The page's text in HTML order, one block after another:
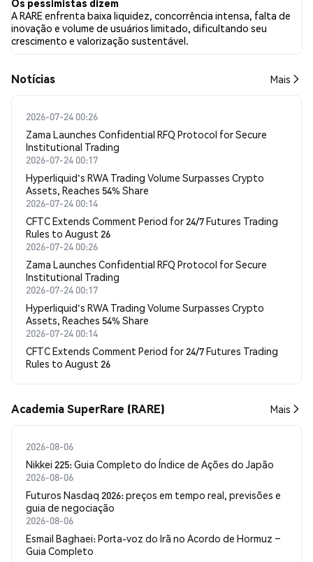
Os pessimistas dizem
A RARE enfrenta baixa liquidez, concorrência intensa, falta de
inovação e volume de usuários limitado, dificultando seu
crescimento e valorização sustentável.
​​Notícias​​ Mais
2026-07-24 00:26
Zama Launches Confidential RFQ Protocol for Secure
Institutional Trading
2026-07-24 00:17
Hyperliquid's RWA Trading Volume Surpasses Crypto
Assets, Reaches 54% Share
2026-07-24 00:14
CFTC Extends Comment Period for 24/7 Futures Trading
Rules to August 26
2026-07-24 00:26
Zama Launches Confidential RFQ Protocol for Secure
Institutional Trading
2026-07-24 00:17
Hyperliquid's RWA Trading Volume Surpasses Crypto
Assets, Reaches 54% Share
2026-07-24 00:14
CFTC Extends Comment Period for 24/7 Futures Trading
Rules to August 26
Academia SuperRare (RARE) Mais
2026-08-06
Nikkei 225: Guia Completo do Índice de Ações do Japão
2026-08-06
Futuros Nasdaq 2026: preços em tempo real, previsões e
guia de negociação
2026-08-06
Esmail Baghaei: Porta-voz do Irã no Acordo de Hormuz –
Guia Completo